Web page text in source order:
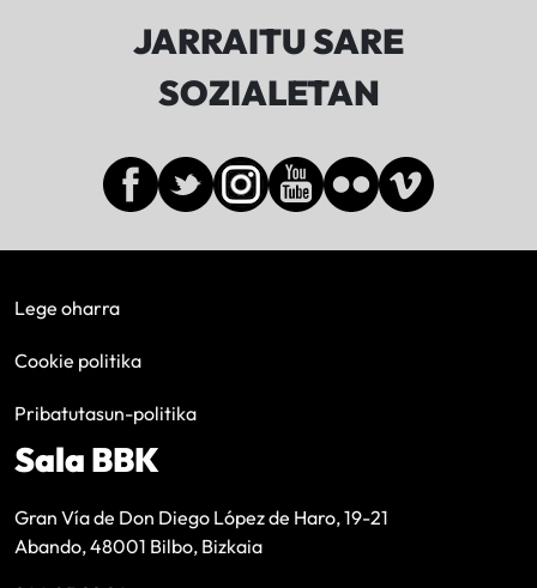
JARRAITU SARE
SOZIALETAN
Lege oharra
Cookie politika
Pribatutasun-politika
Sala BBK
Gran Vía de Don Diego López de Haro, 19-21
Abando, 48001 Bilbo, Bizkaia